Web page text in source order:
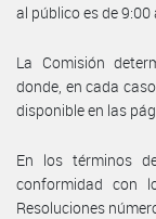
al público es de 9:00
La Comisión
donde, en cada
disponible en las
En los términos
conformidad con
Resoluciones